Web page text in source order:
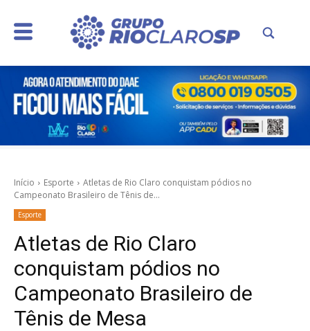
Início Esporte
Atletas de Rio Claro conquistam pódios no
Campeonato Brasileiro de Tênis de...
Esporte
Atletas de Rio Claro
conquistam pódios no
Campeonato Brasileiro de
Tênis de Mesa